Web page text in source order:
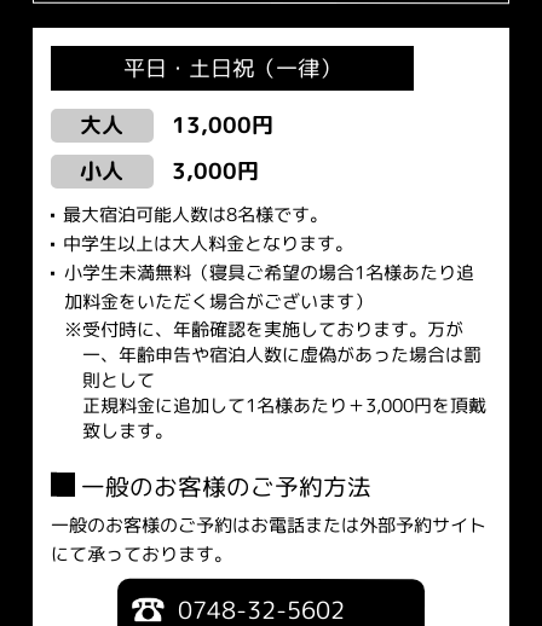
平日・土日祝（一律）
大人 13,000円
小人 3,000円
最大宿泊可能人数は8名様です。
中学生以上は大人料金となります。
小学生未満無料（寝具ご希望の場合1名様あたり追
加料金をいただく場合がございます）
受付時に、年齢確認を実施しております。万が
一、年齢申告や宿泊人数に虚偽があった場合は罰
則として
正規料金に追加して1名様あたり＋3,000円を頂戴
致します。
一般のお客様のご予約方法
一般のお客様のご予約はお電話または外部予約サイト
にて承っております。
0748-32-5602